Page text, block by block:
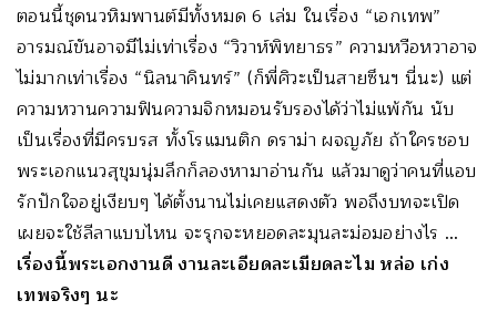
ตอนนี้ชุดนวหิมพานต์มีทั้งหมด 6 เล่ม ในเรื่อง “เอกเทพ”
อารมณ์ขันอาจมีไม่เท่าเรื่อง “วิวาห์พิทยาธร” ความหวือหวาอาจ
ไม่มากเท่าเรื่อง “นิลนาคินทร์” (ก็พี่ศิวะเป็นสายซึนฯ นี่นะ) แต่
ความหวานความฟินความจิกหมอนรับรองได้ว่าไม่แพ้กัน นับ
เป็นเรื่องที่มีครบรส ทั้งโรแมนติก ดราม่า ผจญภัย ถ้าใครชอบ
พระเอกแนวสุขุมนุ่มลึกก็ลองหามาอ่านกัน แล้วมาดูว่าคนที่แอบ
รักปักใจอยู่เงียบๆ ได้ตั้งนานไม่เคยแสดงตัว พอถึงบทจะเปิด
เผยจะใช้ลีลาแบบไหน จะรุกจะหยอดละมุนละม่อมอย่างไร …
เรื่องนี้พระเอกงานดี งานละเอียดละเมียดละไม หล่อ เก่ง
เทพจริงๆ นะ